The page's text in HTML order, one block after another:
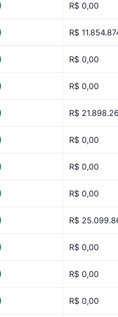
R$ 0,00
R$
R$ 0,00
R$ 0,00
R$
R$ 0,00
R$ 0,00
R$ 0,00
R$
R$ 0,00
R$ 0,00
R$ 0,00